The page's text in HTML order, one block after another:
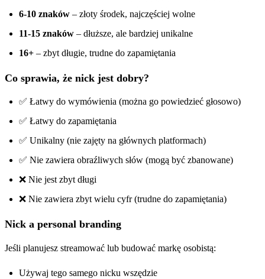
6-10 znaków – złoty środek, najczęściej wolne
11-15 znaków – dłuższe, ale bardziej unikalne
16+ – zbyt długie, trudne do zapamiętania
Co sprawia, że nick jest dobry?
✅ Łatwy do wymówienia (można go powiedzieć głosowo)
✅ Łatwy do zapamiętania
✅ Unikalny (nie zajęty na głównych platformach)
✅ Nie zawiera obraźliwych słów (mogą być zbanowane)
❌ Nie jest zbyt długi
❌ Nie zawiera zbyt wielu cyfr (trudne do zapamiętania)
Nick a personal branding
Jeśli planujesz streamować lub budować markę osobistą:
Używaj tego samego nicku wszędzie